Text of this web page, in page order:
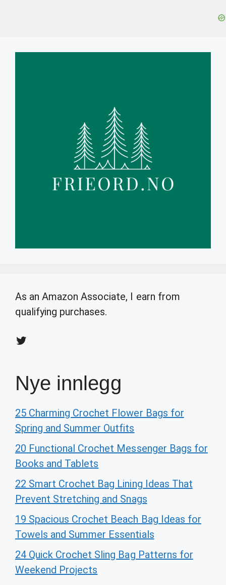
As an Amazon Associate, I earn from
qualifying purchases.
Twitter
Nye innlegg
25 Charming Crochet Flower Bags for
Spring and Summer Outfits
20 Functional Crochet Messenger Bags for
Books and Tablets
22 Smart Crochet Bag Lining Ideas That
Prevent Stretching and Snags
19 Spacious Crochet Beach Bag Ideas for
Towels and Summer Essentials
24 Quick Crochet Sling Bag Patterns for
Weekend Projects